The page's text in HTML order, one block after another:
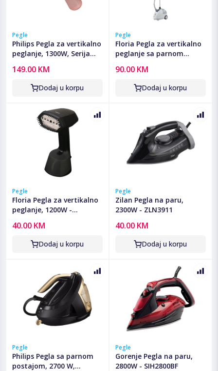
Pegle
Philips Pegla za vertikalno
peglanje, 1300W, Serija
149.00 KM
Dodaj u korpu
Pegle
Floria Pegla za vertikalno
peglanje sa parnom
ZLN3829
90.00 KM
Dodaj u korpu
Pegle
Floria Pegla za vertikalno
peglanje, 1200W -
40.00 KM
Dodaj u korpu
Pegle
Zilan Pegla na paru,
2300W - ZLN3911
40.00 KM
Dodaj u korpu
Pegle
Philips Pegla sa parnom
postajom, 2700 W,
Pegle
Gorenje Pegla na paru,
2800W - SIH2800BF